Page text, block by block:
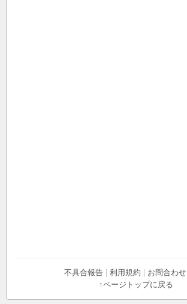
不具合報告 利用規約 お問合わせ
↑ページトップに戻る